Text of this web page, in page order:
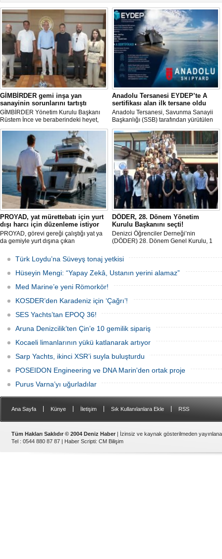
GİMBİRDER gemi inşa yan
sanayinin sorunlarını tartıştı
GİMBİRDER Yönetim Kurulu Başkanı
Rüstem İnce ve beraberindeki heyet,
YTSO Başkanı Cemil Demiryürek’i
ziyaret etti. Görüşmede tersane taşeron
firmalarının yaşadığı sektörel sorunlar
ile vergi uygulamalarındaki
mağduriyetler ele alındı.
Anadolu Tersanesi EYDEP’te A
sertifikası alan ilk tersane oldu
Anadolu Tersanesi, Savunma Sanayii
Başkanlığı (SSB) tarafından yürütülen
Endüstriyel Yetkinlik Değerlendirme ve
Destekleme Programı
(EYDEP)kapsamında, A Sertifikası
almaya hak kazanan ilk tersane oldu.
PROYAD, yat mürettebatı için yurt
dışı harcı için düzenleme istiyor
PROYAD, görevi gereği çalıştığı yat ya
da gemiyle yurt dışına çıkan
harcından muaf tutulması için yasal
düzenleme yapılmasını talep etti.
DÖDER, 28. Dönem Yönetim
Kurulu Başkanını seçti!
Denizci Öğrenciler Derneği’nin
(DÖDER) 28. Dönem Genel Kurulu, 1
Sanayicileri Birliği (GİSBİR) ev
sahipliğinde gerçekleştirildi.
Türk Loydu’na Süveyş tonaj yetkisi
Hüseyin Mengi: “Yapay Zekâ, Ustanın yerini alamaz”
Med Marine’e yeni Römorkör!
KOSDER’den Karadeniz için ‘Çağrı’!
SES Yachts’tan EPOQ 36!
Aruna Denizcilik’ten Çin’e 10 gemilik sipariş
Kocaeli limanlarının yükü katlanarak artıyor
Sarp Yachts, ikinci XSR’i suyla buluşturdu
POSEIDON Engineering ve DNA Marin'den ortak proje
Purus Varna’yı uğurladılar
Ana Sayfa Künye İletişim Sık Kullanılanlara Ekle RSS
Tüm Hakları Saklıdır © 2004 Deniz Haber | İzinsiz ve kaynak gösterilmeden
Tel : 0544 880 87 87 | Haber Scripti: CM Bilişim